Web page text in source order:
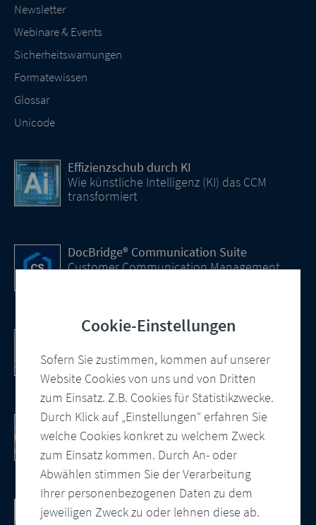
Cookie-Einstellungen
Sofern Sie zustimmen, kommen auf unserer
Website Cookies von uns und von Dritten
zum Einsatz. Z.B. Cookies für Statistikzwecke.
Durch Klick auf „Einstellungen“ erfahren Sie
welche Cookies konkret zu welchem Zweck
zum Einsatz kommen. Durch An- oder
Abwählen stimmen Sie der Verarbeitung
Ihrer personenbezogenen Daten zu dem
jeweiligen Zweck zu oder lehnen diese ab.
Newsletter
Webinare & Events
Sicherheitswarnungen
Formatewissen
Glossar
Unicode
Effizienzschub durch KI
Wie künstliche Intelligenz (KI) das CCM
transformiert
DocBridge® Communication Suite
Customer Communication Management
PDF/UA – automatisiert und konform
Wie Sie barrierefreie PDF Dokumente
erstellen
10 Punkte Checkliste als PDF
So modernisieren Sie Ihre
Kundenkommunikation
Cloud-basierte Salesforce